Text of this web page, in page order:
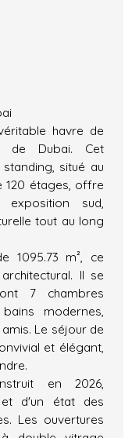
havre de
Dubai. Cet
situé au
120 étages, offre
sud,
tout au long
1095.73 m², ce
Il se
7 chambres
modernes,
Le séjour de
et élégant,
en 2026,
d'un état des
Les ouvertures